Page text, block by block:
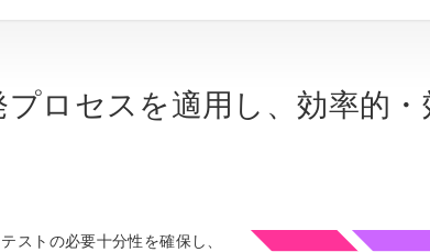
プロセスを適用し、効率的
ストの必要十分性を確保し、